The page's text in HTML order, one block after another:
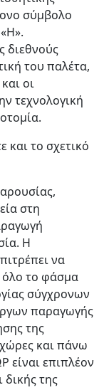
σύμβολο
διεθνούς
του παλέτα,
οι
τεχνολογική
και το σχετικό
στη
Η
να
όλο το φάσμα
σύγχρονων
παραγωγής
της
και πάνω
επιπλέον
δικής της